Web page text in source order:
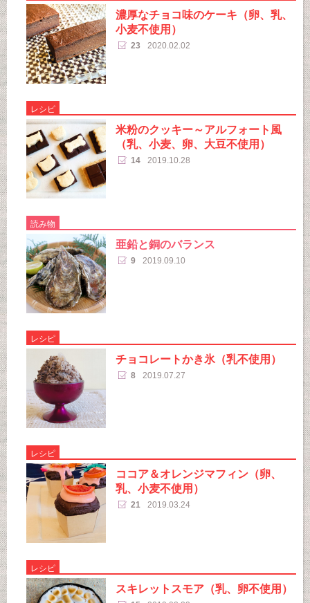
濃厚なチョコ味のケーキ（卵、乳、
小麦不使用）
23 2020.02.02
レシピ
米粉のクッキー～アルフォート風
（乳、小麦、卵、大豆不使用）
14 2019.10.28
読み物
亜鉛と銅のバランス
9 2019.09.10
レシピ
チョコレートかき氷（乳不使用）
8 2019.07.27
レシピ
ココア＆オレンジマフィン（卵、
乳、小麦不使用）
21 2019.03.24
レシピ
スキレットスモア（乳、卵不使用）